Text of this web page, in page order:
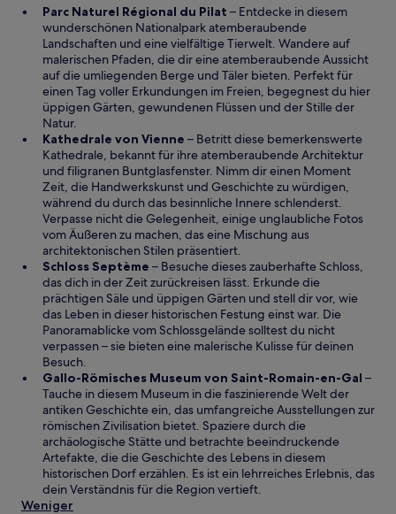
f
f
n
e
t
Parc Naturel Régional du Pilat W
i
r
d
i
n
e
n
e
m
n
e
u
e
n
F
e
n
s
t
e
g
e
ö
f
f
n
e
t
– Entdecke in diesem
wunderschönen Nationalpark atemberaubende
Landschaften und eine vielfältige Tierwelt. Wandere auf
malerischen Pfaden, die dir eine atemberaubende Aussicht
auf die umliegenden Berge und Täler bieten. Perfekt für
einen Tag voller Erkundungen im Freien, begegnest du hier
üppigen Gärten, gewundenen Flüssen und der Stille der
Natur.
Kathedrale von Vienne W
i
r
d
i
n
e
i
n
e
m
n
e
u
n
F
e
n
s
t
e
r
– Betritt diese bemerkenswerte
Kathedrale, bekannt für ihre atemberaubende Architektur
und filigranen Buntglasfenster. Nimm dir einen Moment
Zeit, die Handwerkskunst und Geschichte zu würdigen,
während du durch das besinnliche Innere schlenderst.
Verpasse nicht die Gelegenheit, einige unglaubliche Fotos
vom Äußeren zu machen, das eine Mischung aus
architektonischen Stilen präsentiert.
Schloss Septème W
i
r
d
i
n
i
n
e
m
n
e
u
e
– Besuche dieses zauberhafte Schloss,
das dich in der Zeit zurückreisen lässt. Erkunde die
prächtigen Säle und üppigen Gärten und stell dir vor, wie
das Leben in dieser historischen Festung einst war. Die
Panoramablicke vom Schlossgelände solltest du nicht
verpassen – sie bieten eine malerische Kulisse für deinen
Besuch.
Gallo-Römisches Museum von Saint-Romain-en-Gal W
r
e
–
Tauche in diesem Museum in die faszinierende Welt der
antiken Geschichte ein, das umfangreiche Ausstellungen zur
römischen Zivilisation bietet. Spaziere durch die
archäologische Stätte und betrachte beeindruckende
Artefakte, die die Geschichte des Lebens in diesem
historischen Dorf erzählen. Es ist ein lehrreiches Erlebnis, das
dein Verständnis für die Region vertieft.
Weniger